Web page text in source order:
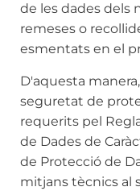
de les dades dels
remeses o
esmentats en el
D'aquesta
seguretat de
requerits pel
de Dades de
de Protecció de
mitjans tècnics al